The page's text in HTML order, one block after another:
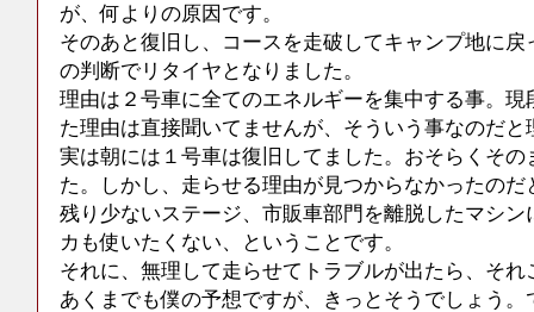
が、何よりの原因です。
そのあと復旧し、コースを走破してキャンプ地に
の判断でリタイヤとなりました。
理由は２号車に全てのエネルギーを集中する事。
た理由は直接聞いてませんが、そういう事なのだと
実は朝には１号車は復旧してました。おそらくそ
た。しかし、走らせる理由が見つからなかったのだ
残り少ないステージ、市販車部門を離脱したマシ
カも使いたくない、ということです。
それに、無理して走らせてトラブルが出たら、そ
あくまでも僕の予想ですが、きっとそうでしょう